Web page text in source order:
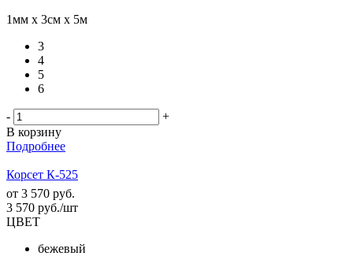
1мм х 3см х 5м
3
4
5
6
-
+
В корзину
Подробнее
Корсет К-525
от 3 570 руб.
3 570 руб./шт
ЦВЕТ
бежевый